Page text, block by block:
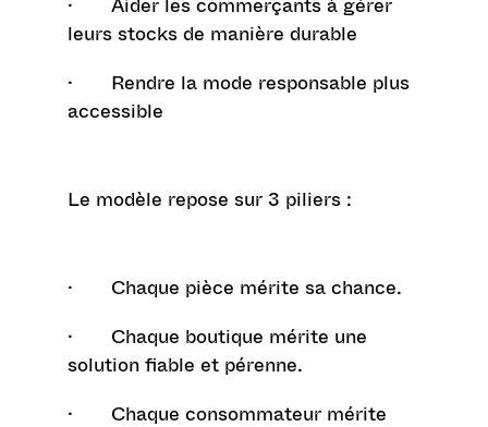
leurs stocks de manière durable
· Rendre la mode responsable plus
accessible
Le modèle repose sur 3 piliers :
· Chaque pièce mérite sa chance.
· Chaque boutique mérite une
solution fiable et pérenne.
· Chaque consommateur mérite